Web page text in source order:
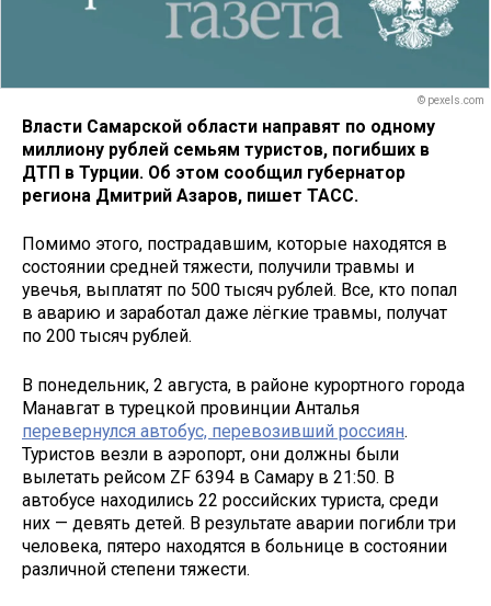
© pexels.com
Власти Самарской области направят по одному
миллиону рублей семьям туристов, погибших в
ДТП в Турции. Об этом сообщил губернатор
региона Дмитрий Азаров, пишет ТАСС.
Помимо этого, пострадавшим, которые находятся в
состоянии средней тяжести, получили травмы и
увечья, выплатят по 500 тысяч рублей. Все, кто попал
в аварию и заработал даже лёгкие травмы, получат
по 200 тысяч рублей.
В понедельник, 2 августа, в районе курортного города
Манавгат в турецкой провинции Анталья
перевернулся автобус, перевозивший россиян.
Туристов везли в аэропорт, они должны были
вылетать рейсом ZF 6394 в Самару в 21:50. В
автобусе находились 22 российских туриста, среди
них — девять детей. В результате аварии погибли три
человека, пятеро находятся в больнице в состоянии
различной степени тяжести.